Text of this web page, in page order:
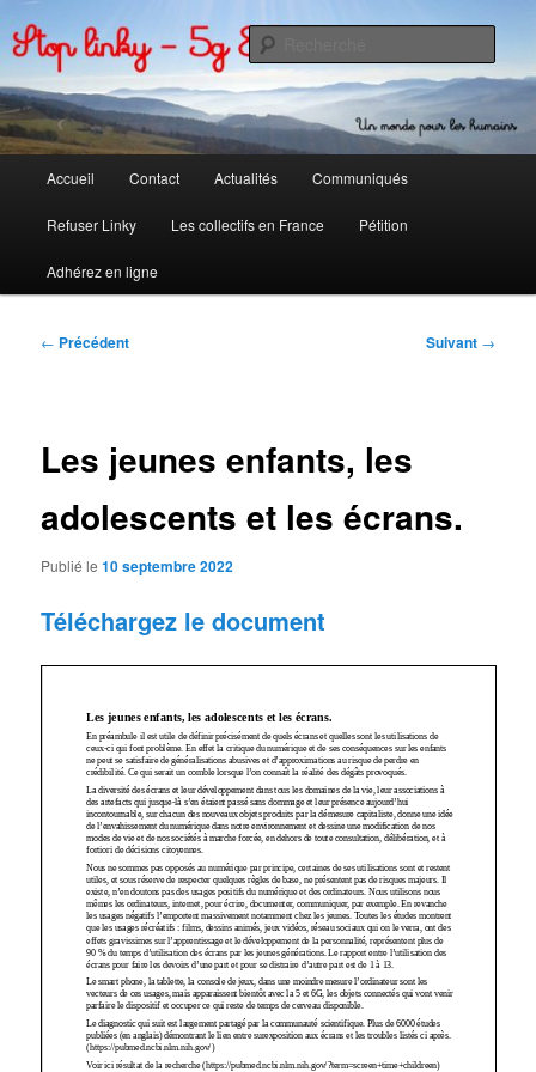
au
contenu
principalStoplinky88
principal
Accueil Contact Actualités Communiqués
Refuser Linky Les collectifs en France Pétition
Adhérez en ligne
Navigation
← Précédent Suivant →
Les jeunes enfants, les
adolescents et les écrans.
Publié le10 septembre 2022
Téléchargez le document